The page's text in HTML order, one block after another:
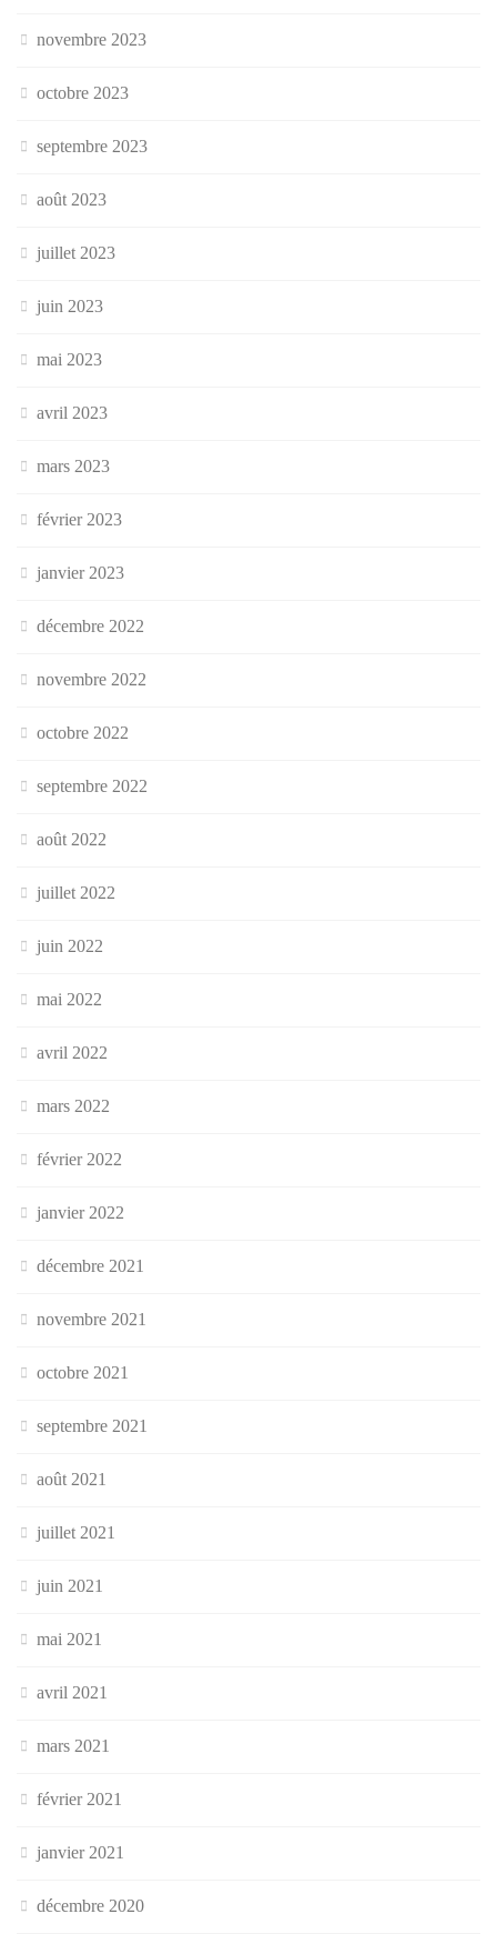
novembre 2023
octobre 2023
septembre 2023
août 2023
juillet 2023
juin 2023
mai 2023
avril 2023
mars 2023
février 2023
janvier 2023
décembre 2022
novembre 2022
octobre 2022
septembre 2022
août 2022
juillet 2022
juin 2022
mai 2022
avril 2022
mars 2022
février 2022
janvier 2022
décembre 2021
novembre 2021
octobre 2021
septembre 2021
août 2021
juillet 2021
juin 2021
mai 2021
avril 2021
mars 2021
février 2021
janvier 2021
décembre 2020